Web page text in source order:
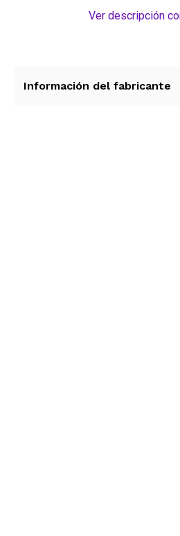
reposacabezas sin ningún
polvo, pelos de mascotas y el
Ver descripción
Información del fabricante